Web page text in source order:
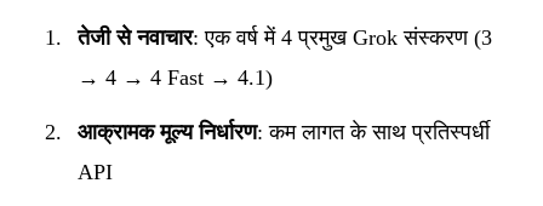
तेजी से नवाचार: एक वर्ष में 4 प्रमुख Grok संस्करण (3
→ 4 → 4 Fast → 4.1)
आक्रामक मूल्य निर्धारण: कम लागत के साथ प्रतिस्पर्धी
API